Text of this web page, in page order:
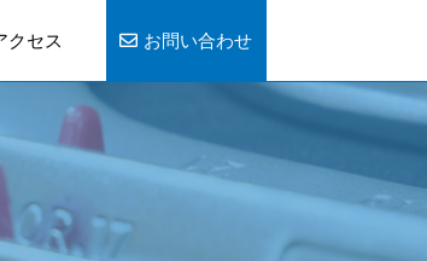
クセス お問い合わせ